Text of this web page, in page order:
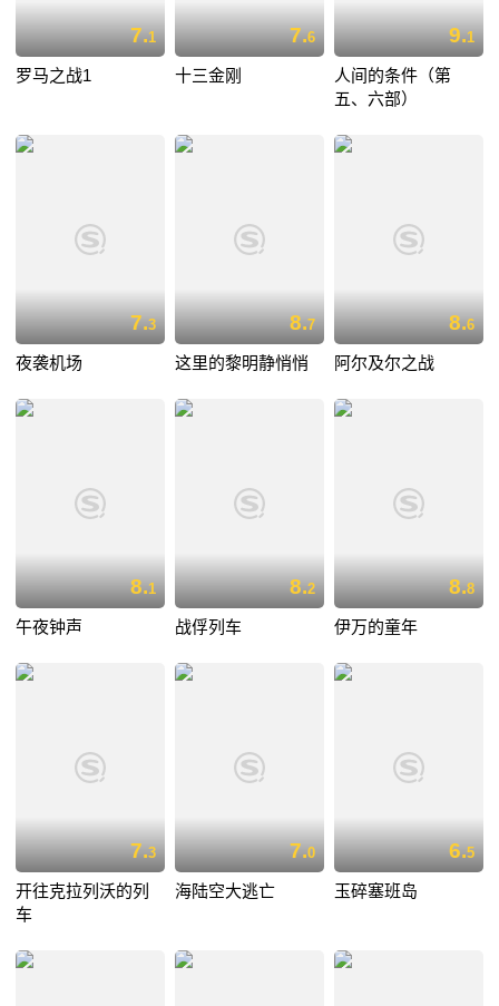
7.1
罗马之战1
7.6
十三金刚
9.1
人间的条件（第
五、六部）
7.3
夜袭机场
8.7
这里的黎明静悄悄
8.6
阿尔及尔之战
8.1
午夜钟声
8.2
战俘列车
8.8
伊万的童年
7.3
开往克拉列沃的列
车
7.0
海陆空大逃亡
6.5
玉碎塞班岛